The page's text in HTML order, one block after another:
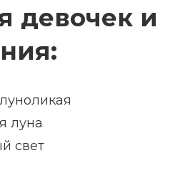
девочек и
луна
свет